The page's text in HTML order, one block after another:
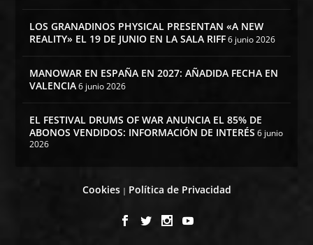
LOS GRANADINOS PHYSICAL PRESENTAN «A NEW
REALITY» EL 19 DE JUNIO EN LA SALA RIFF 6 junio 2026
MANOWAR EN ESPAÑA EN 2027: AÑADIDA FECHA EN
VALENCIA 6 junio 2026
EL FESTIVAL DRUMS OF WAR ANUNCIA EL 85% DE
ABONOS VENDIDOS: INFORMACIÓN DE INTERÉS 6 junio
2026
Cookies| Política de Privacidad